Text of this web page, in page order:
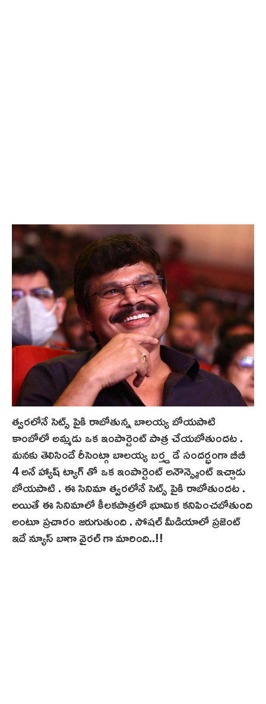
త్వరలోనే సెట్స్ పైకి రాబోతున్న బాలయ్య బోయపాటి
కాంబోలో అమ్మడు ఒక ఇంపార్టెంట్ పాత్ర చేయబోతుందట .
మనకు తెలిసిందే రీసెంట్గా బాలయ్య బర్త్డ డే సందర్భంగా బీబీ
4 అనే హ్యాష్ ట్యాగ్ తో ఒక ఇంపార్టెంట్ అనౌన్స్మెంట్ ఇచ్చాడు
బోయపాటి . ఈ సినిమా త్వరలోనే సెట్స్ పైకి రాబోతుందట .
అయితే ఈ సినిమాలో కీలకపాత్రలో భూమిక కనిపించబోతుంది
అంటూ ప్రచారం జరుగుతుంది . సోషల్ మీడియాలో ప్రజెంట్
ఇదే న్యూస్ బాగా వైరల్ గా మారింది..!!